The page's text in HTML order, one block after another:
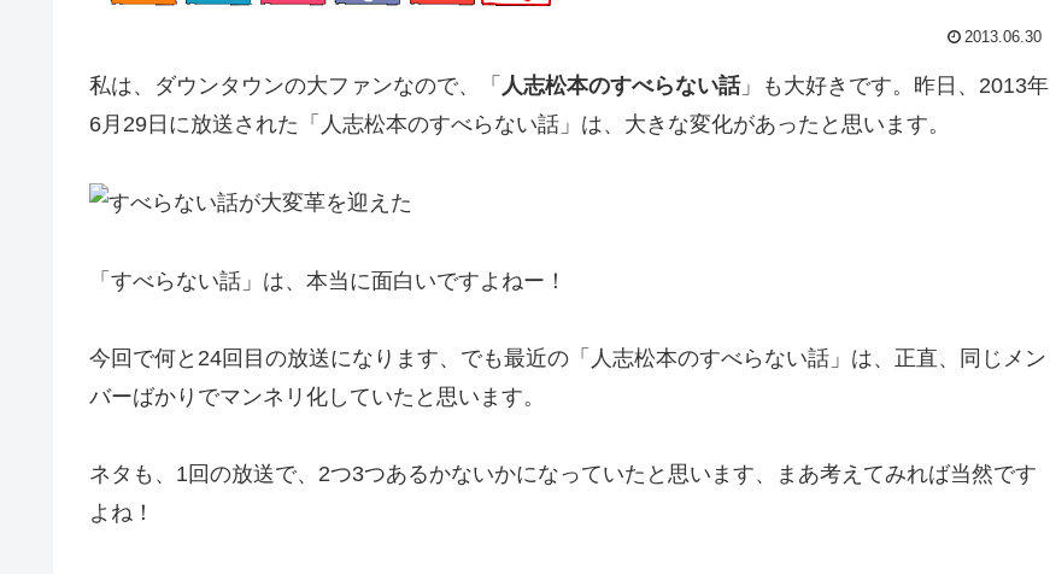
2013.06.30
私は、ダウンタウンの大ファンなので、「 人志松本のすべらない話」も大好きです。昨日、2013年
6月29日に放送された「人志松本のすべらない話」は、大きな変化があったと思います。
「すべらない話」は、本当に面白いですよねー！
今回で何と24回目の放送になります、でも最近の「人志松本のすべらない話」は、正直、同じメン
バーばかりでマンネリ化していたと思います。
ネタも、1回の放送で、2つ3つあるかないかになっていたと思います、まあ考えてみれば当然です
よね！